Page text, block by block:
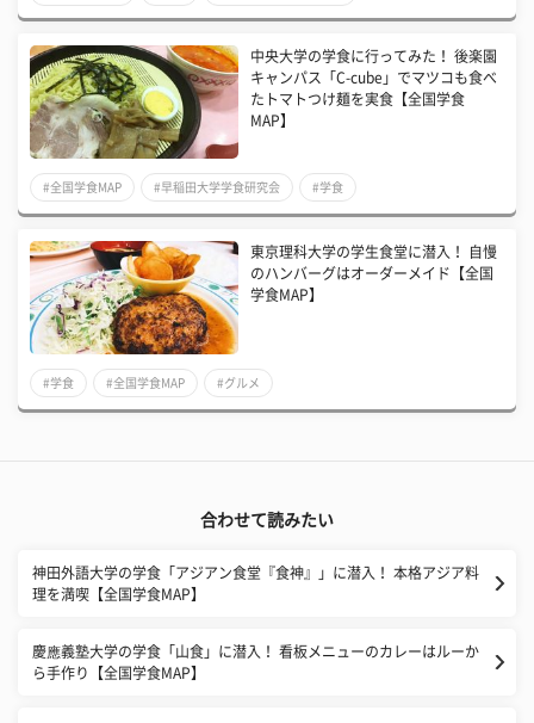
中央大学の学食に行ってみた！ 後楽園
キャンパス「C-cube」でマツコも食べ
たトマトつけ麺を実食【全国学食
MAP】
#全国学食MAP #早稲田大学学食研究会 #学食
東京理科大学の学生食堂に潜入！ 自慢
のハンバーグはオーダーメイド【全国
学食MAP】
#学食 #全国学食MAP #グルメ
合わせて読みたい
神田外語大学の学食「アジアン食堂『食神』」に潜入！ 本格アジア料
理を満喫【全国学食MAP】
慶應義塾大学の学食「山食」に潜入！ 看板メニューのカレーはルーか
ら手作り【全国学食MAP】